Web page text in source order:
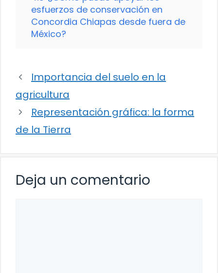
esfuerzos de conservación en
Concordia Chiapas desde fuera de
México?
Importancia del suelo en la
agricultura
Representación gráfica: la forma
de la Tierra
Deja un comentario